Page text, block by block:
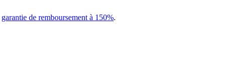
garantie de remboursement à 150%.